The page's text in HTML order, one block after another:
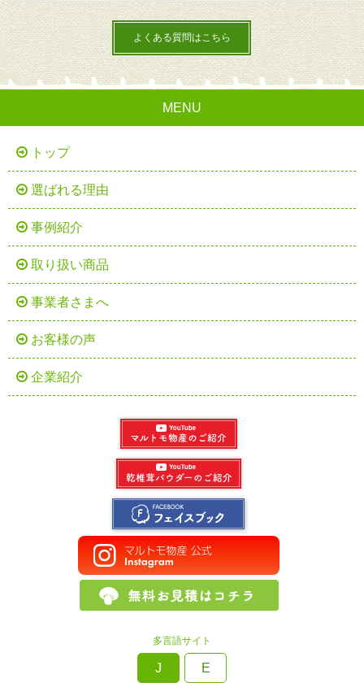
よくある質問はこちら
MENU
トップ
選ばれる理由
事例紹介
取り扱い商品
事業者さまへ
お客様の声
企業紹介
多言語サイト
J E